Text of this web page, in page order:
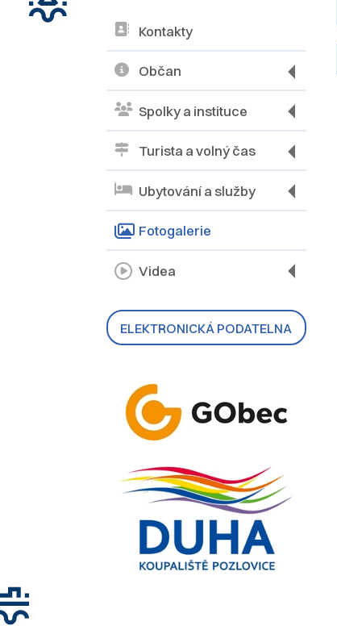
Kontakty
Občan
Spolky a instituce
Turista a volný čas
Ubytování a služby
Fotogalerie
Videa
ELEKTRONICKÁ PODATELNA